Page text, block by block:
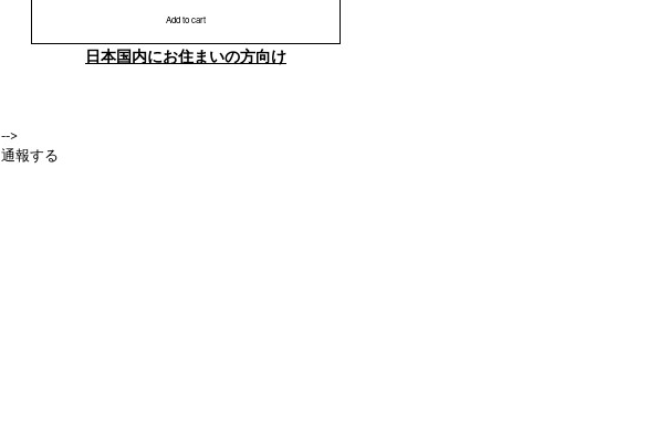
Add to cart
日本国内にお住まいの方向け
-->
通報する